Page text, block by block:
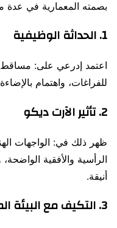
بصمته المعمارية في عدة
1. الحداثة الوظيفية
اعتمد إدرعي على:
للفراغات، واهتمام
2. تأثير الآرت ديكو
ظهر ذلك في: الواجهات
الرأسية والأفقية
أنيقة.
3. التكيف مع البيئة المحلية